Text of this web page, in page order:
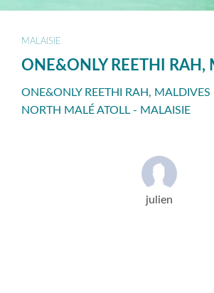
MALAISIE
ONE&ONLY REETHI RAH,
ONE&ONLY REETHI RAH,
NORTH MALÉ ATOLL - MALAISIE
julien